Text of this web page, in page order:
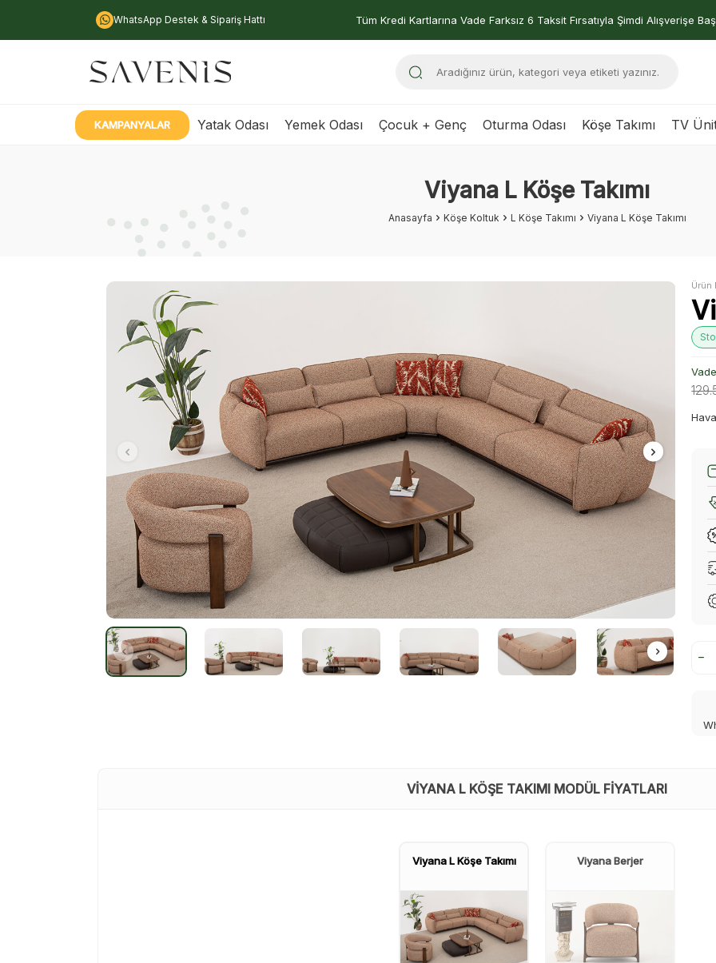
WhatsApp Destek & Sipariş Hattı Tüm Kredi Kartlarına Vade Farksız 6 Taksit Fırsatıyla Şimdi Alışverişe
KAMPANYALAR Yatak Odası Yemek Odası Çocuk + Genç Oturma Odası Köşe Takımı TV
Viyana L Köşe Takımı
Anasayfa Köşe Koltuk L Köşe Takımı Viyana L Köşe Takımı
Ürün
VIYANA L KÖŞE TAKIMI MODÜL FIYATLARI
Viyana L Köşe Takımı Viyana Berjer